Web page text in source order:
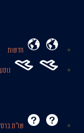
חדשות
שו’’ת